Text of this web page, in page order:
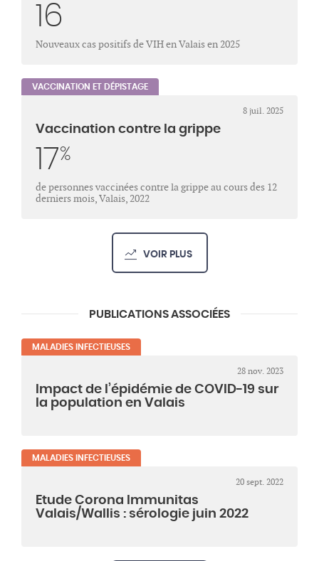
16
Nouveaux cas positifs de VIH en Valais en 2025
VACCINATION ET DÉPISTAGE
8 juil. 2025
Vaccination contre la grippe
17%
de personnes vaccinées contre la grippe au cours des 12
derniers mois, Valais, 2022
VOIR PLUS
PUBLICATIONS ASSOCIÉES
MALADIES INFECTIEUSES
28 nov. 2023
Impact de l’épidémie de COVID-19 sur
la population en Valais
MALADIES INFECTIEUSES
20 sept. 2022
Etude Corona Immunitas
Valais/Wallis : sérologie juin 2022